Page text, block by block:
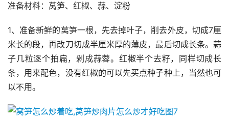
准备材料：莴笋、红椒、蒜、淀粉
1、准备新鲜的莴笋一根，先去掉叶子，削去外皮，切成7厘
米长的段，再改刀切成半厘米厚的薄皮，最后切成长条。蒜
子几粒逐个拍扁，剁成蒜蓉。红椒半个去籽，同样切成长
条，用来配色，没有红椒的可以先买点种子种上，当然也可
以不用。